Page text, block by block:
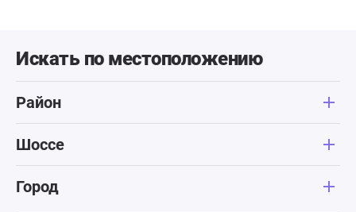
Искать по местоположению
Район
Шоссе
Город